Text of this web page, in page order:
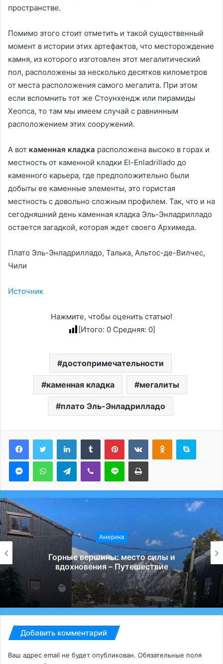
пространстве.
Помимо этого стоит отметить и такой существенный
момент в истории этих артефактов, что месторождение
камня, из которого изготовлен этот мегалитический
пол, расположены за несколько десятков километров
от места расположения самого мегалита. При этом
если вспомнить тот же Стоунхендж или пирамиды
Хеопса, то там мы имеем случай с равнинным
расположением этих сооружений.
А вот каменная кладка расположена высоко в горах и
местность от каменной кладки El-Enladrillado до
каменного карьера, где предположительно были
добыты ее каменные элементы, это гористая
местность с довольно сложным профилем. Так, что и на
сегодняшний день каменная кладка Эль-Энладрилладо
остается загадкой, которая ждет своего Архимеда.
Плато Эль-Энладрилладо, Талька, Альтос-де-Вилчес,
Чили
Источник
Нажмите, чтобы оценить статью!
[Итого: 0Средняя: 0]
достопримечательности
каменная кладка мегалиты
плато Эль-Энладрилладо
LinkedInTumblr PinterestВконтактеОдноклассники
Skype
MessengerWhatsAppTelegramViber Line Печатать
Америка
Горные вершины: место силы и
вдохновения – Путешествие
Добавить комментарий
Ваш адрес email не будет опубликован. Обязательные поля